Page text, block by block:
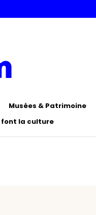
Musées & Patrimoine
font la culture